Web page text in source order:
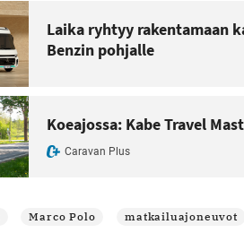
Laika ryhtyy rakentamaan
Benzin pohjalle
Koeajossa: Kabe Travel
Caravan Plus
Marco Polo matkailuajoneuvot